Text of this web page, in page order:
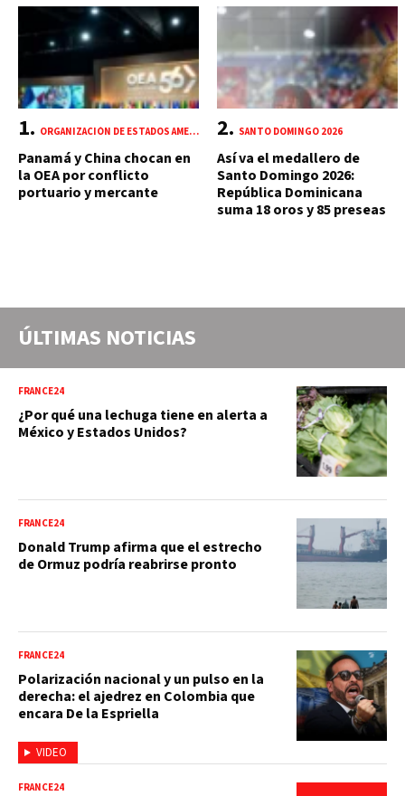
ORGANIZACIÓN DE ESTADOS AMERICANOS (OEA)
Panamá y China chocan en
la OEA por conflicto
portuario y mercante
SANTO DOMINGO 2026
Así va el medallero de
Santo Domingo 2026:
República Dominicana
suma 18 oros y 85 preseas
ÚLTIMAS NOTICIAS
FRANCE24
¿Por qué una lechuga tiene en alerta a
México y Estados Unidos?
FRANCE24
Donald Trump afirma que el estrecho
de Ormuz podría reabrirse pronto
VIDEO
FRANCE24
Polarización nacional y un pulso en la
derecha: el ajedrez en Colombia que
encara De la Espriella
FRANCE24